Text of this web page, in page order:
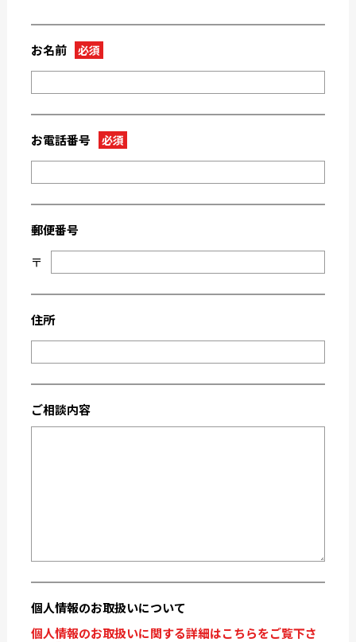
2023-01
2022-09
2022-08
2022-07
2022-05
2022-04
2022-03
2022-02
2021-08
2020-11
2020-10
2020-09
2020-07
2020-06
2020-03
2019-12
2019-02
お名前 必須
お電話番号 必須
郵便番号
〒
住所
ご相談内容
個人情報のお取扱いについて
個人情報のお取扱いに関する詳細はこちらをご覧下さ